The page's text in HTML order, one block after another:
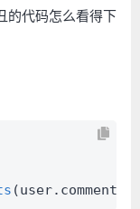
的代码怎么看得下
(user. comments